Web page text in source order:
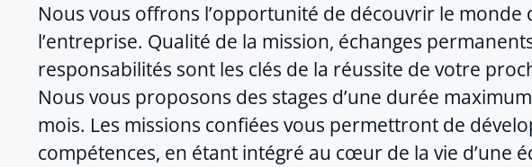
Nous vous offrons l’opportunité de découvrir le monde
l’entreprise. Qualité de la mission, échanges
responsabilités sont les clés de la réussite de votre
Nous vous proposons des stages d’une durée
mois. Les missions confiées vous permettront de
compétences, en étant intégré au cœur de la vie d’une